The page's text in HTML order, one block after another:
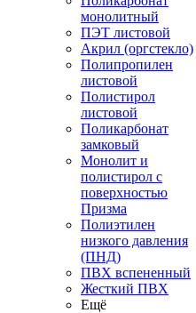
монолитный
ПЭТ листовой
Акрил (оргстекло)
Полипропилен
листовой
Полистирол
листовой
Поликарбонат
замковый
Монолит и
полистирол с
поверхностью
Призма
Полиэтилен
низкого давления
(ПНД)
ПВХ вспененный
Жесткий ПВХ
Ещё